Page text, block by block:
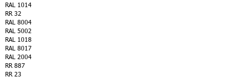
RAL 1014
RR 32
RAL 8004
RAL 5002
RAL 1018
RAL 8017
RAL 2004
RR 887
RR 23